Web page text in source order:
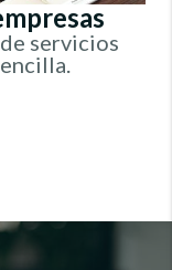
servicios